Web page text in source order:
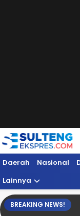
Sultengekspres.com
Berita Seputar Sulteng
Daerah Nasional
Lainnya
BREAKING NEWS!